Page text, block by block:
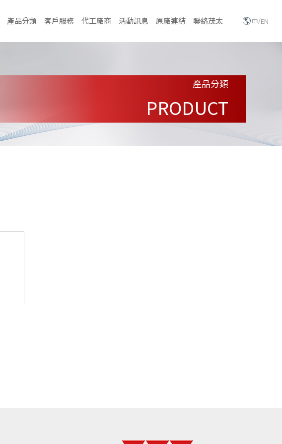
產品分類 客戶服務 代工廠商 活動訊息 原廠連結 聯絡茂太 中/EN
產品分類
PRODUCT